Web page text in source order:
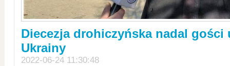
Diecezja drohiczyńska nadal gości
Ukrainy
2022-06-24 11:30:48